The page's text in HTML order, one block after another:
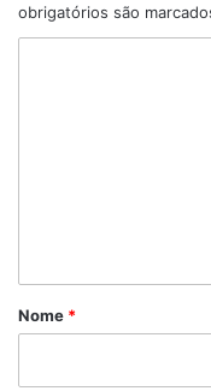
obrigatórios são
rNome *